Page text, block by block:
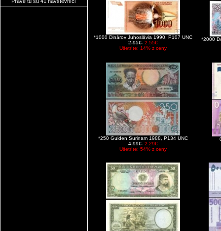
*1000 Dinárov Juhoslávia 1990, P107 UNC
2.95€ 2.55€
Ušetríte: 14% z ceny
*2000
*250 Gulden Surinam 1988, P134 UNC
4.99€ 2.29€
Ušetríte: 54% z ceny